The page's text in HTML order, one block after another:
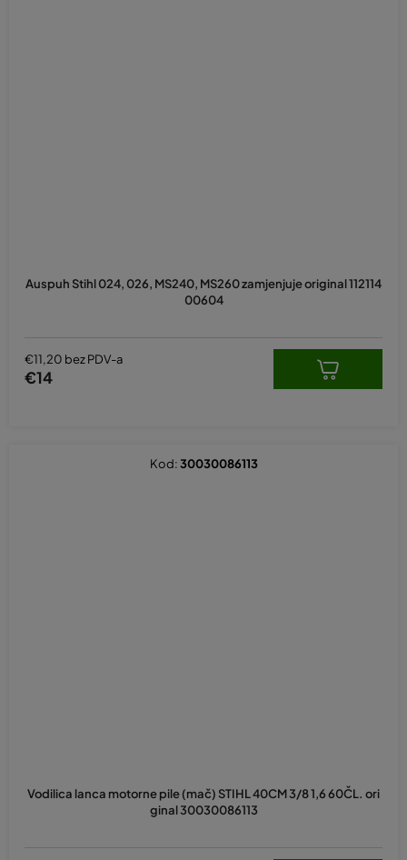
Auspuh Stihl 024, 026, MS240, MS260 zamjenjuje original 112114
00604
€11,20 bez PDV-a
€14
Vodilica lanca motorne pile (mač) STIHL 40CM 3/8 1,6 60ČL. ori
ginal 30030086113
Kod:30030086113